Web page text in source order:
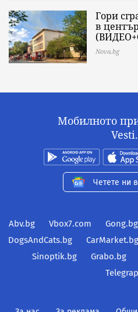
Гори
в
Nova.bg
Мобилното
Четете ни
Abv.bg Vbox7.com Gong.bg
DogsAndCats.bg
CarMarket.bg
Sinoptik.bg
Grabo.bg